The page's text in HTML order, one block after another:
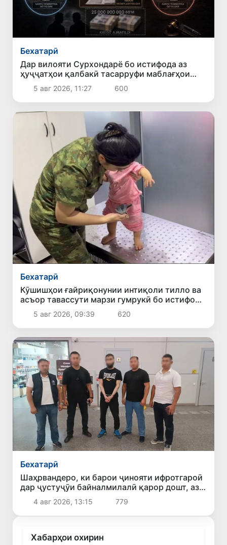
Бехатарӣ
Дар вилояти Сурхондарё бо истифода аз
ҳуҷҷатҳои қалбакӣ тасарруфи маблағҳои
қарзӣ ба маблағи 25 миллиард сӯм ошкор
гардид
5 авг 2026, 11:27 600
Бехатарӣ
Кӯшишҳои ғайриқонунии интиқоли тилло ва
асъор тавассути марзи гумрукӣ бо истифода
аз кӯдакон пешгирӣ шуданд
5 авг 2026, 09:39 620
Бехатарӣ
Шаҳрвандеро, ки барои ҷинояти ифротгароӣ
дар ҷустуҷӯи байналмилалӣ қарор дошт, аз
Лаҳистон ба Ӯзбекистон истирдод карданд
4 авг 2026, 13:15 779
Хабарҳои охирин